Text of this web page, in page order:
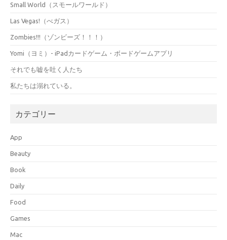
Small World（スモールワールド）
Las Vegas!（べガス）
Zombies!!!（ゾンビーズ！！！）
Yomi（ヨミ）- iPadカードゲーム・ボードゲームアプリ
それでも嘘を吐く人たち
私たちは溺れている。
カテゴリー
App
Beauty
Book
Daily
Food
Games
Mac